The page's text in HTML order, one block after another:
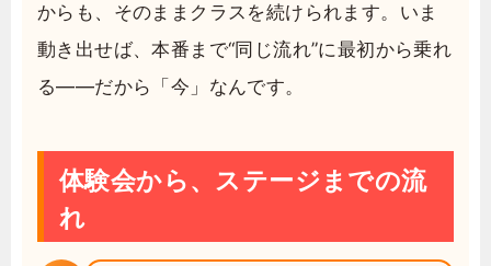
からも、そのままクラスを続けられます。いま
動き出せば、本番まで“同じ流れ”に最初から乗れ
る——だから「今」なんです。
体験会から、ステージまでの流
れ